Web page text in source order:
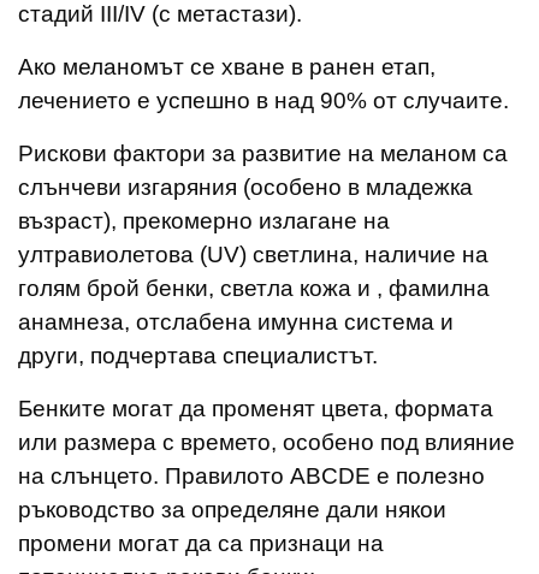
стадий III/IV (с метастази).
Ако меланомът се хване в ранен етап,
лечението е успешно в над 90% от случаите.
Рискови фактори за развитие на меланом са
слънчеви изгаряния (особено в младежка
възраст), прекомерно излагане на
ултравиолетова (UV) светлина, наличие на
голям брой бенки, светла кожа и , фамилна
анамнеза, отслабена имунна система и
други, подчертава специалистът.
Бенките могат да променят цвета, формата
или размера с времето, особено под влияние
на слънцето. Правилото ABCDE е полезно
ръководство за определяне дали някои
промени могат да са признаци на